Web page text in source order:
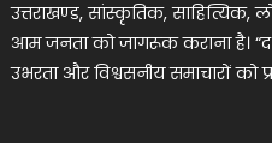
उत्तराखण्ड, सांस्कृतिक,
आम जनता को जागरूक कराना है। “द
उभरता और विश्वसनीय समाचारों को